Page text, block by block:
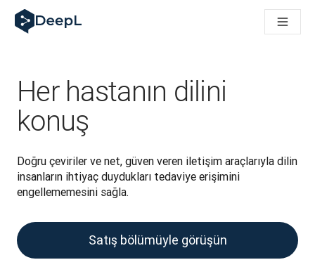
AI ajanları için DeepL
DeepL Translation Flow: Önemli kullanım senaryoları ve
Kurumsal Dil Yapay Zekasında Güvenin Şifresini Çözmek.
DeepL için Çeviri Kalite Değerlendirmesini Nasıl Geliştiriyoruz
Yüksek kaliteli metin çevirisinden gerçek zamanlı ses
Her hastanın dilini
konuş
Doğru çeviriler ve net, güven veren iletişim araçlarıyla dilin
insanların ihtiyaç duydukları tedaviye erişimini
engellememesini sağla.
Satış bölümüyle görüşün